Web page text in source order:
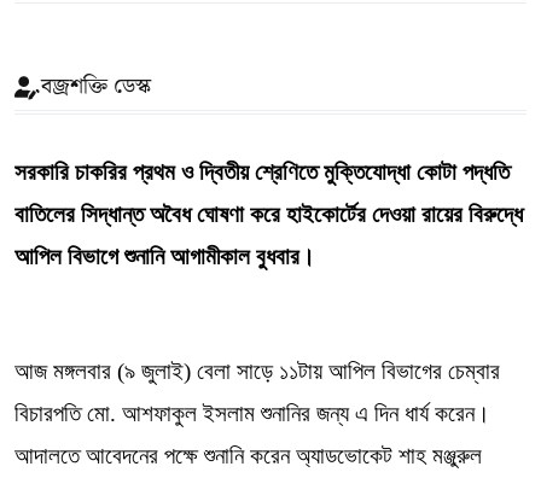
বজ্রশক্তি ডেস্ক
সরকারি চাকরির প্রথম ও দ্বিতীয় শ্রেণিতে মুক্তিযোদ্ধা কোটা পদ্ধতি
বাতিলের সিদ্ধান্ত অবৈধ ঘোষণা করে হাইকোর্টের দেওয়া রায়ের বিরুদ্ধে
আপিল বিভাগে শুনানি আগামীকাল বুধবার।
আজ মঙ্গলবার (৯ জুলাই) বেলা সাড়ে ১১টায় আপিল বিভাগের চেম্বার
বিচারপতি মো. আশফাকুল ইসলাম শুনানির জন্য এ দিন ধার্য করেন।
আদালতে আবেদনের পক্ষে শুনানি করেন অ্যাডভোকেট শাহ মঞ্জুরুল